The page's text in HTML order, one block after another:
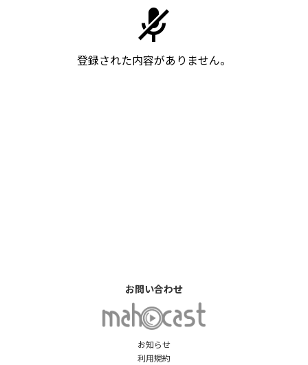
登録された内容がありません。
お知らせ
利用規約
お問い合わせ